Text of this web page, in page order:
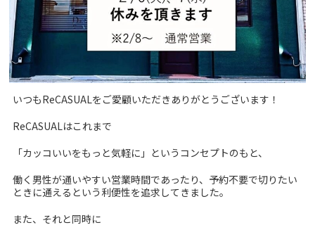
いつもReCASUALをご愛顧いただきありがとうございます！
ReCASUALはこれまで
「カッコいいをもっと気軽に」というコンセプトのもと、
働く男性が通いやすい営業時間であったり、予約不要で切りたい
ときに通えるという利便性を追求してきました。
また、それと同時に